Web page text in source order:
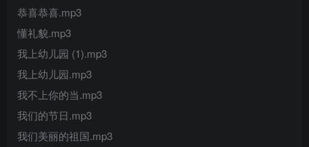
恭喜恭喜.mp3
懂礼貌.mp3
我上幼儿园 (1).mp3
我上幼儿园.mp3
我不上你的当.mp3
我们的节日.mp3
我们美丽的祖国.mp3